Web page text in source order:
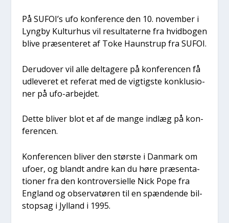
På SUFOI’s ufo kon­fe­ren­ce den 10. novem­ber i
Lyng­by Kul­tur­hus vil resul­ta­ter­ne fra hvid­bo­gen
bli­ve præ­sen­te­ret af Toke Haun­strup fra SUFOI.
Der­u­d­over vil alle del­ta­ge­re på kon­fe­ren­cen få
udle­ve­ret et refe­rat med de vig­tig­ste kon­klu­sio­
ner på ufo-arbej­det.
Det­te bli­ver blot et af de man­ge ind­læg på kon­
fe­ren­cen.
Kon­fe­ren­cen bli­ver den stør­ste i Dan­mark om
ufo­er, og blandt andre kan du høre præ­sen­ta­
tio­ner fra den kon­tro­ver­si­el­le Nick Pope fra
Eng­land og obser­va­tø­ren til en spæn­den­de bil­
stop­sag i Jyl­land i 1995.